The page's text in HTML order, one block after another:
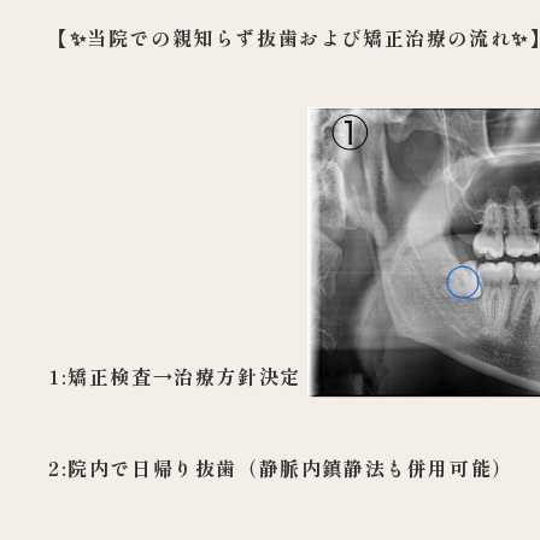
【✨当院での親知らず抜歯および矯正治療の流れ✨
1:矯正検査→治療方針決定
2:院内で日帰り抜歯（静脈内鎮静法も併用可能）